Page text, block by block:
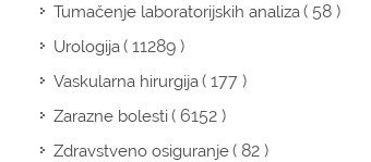
Tumačenje laboratorijskih analiza( 58 )
Urologija( 11289 )
Vaskularna hirurgija( 177 )
Zarazne bolesti( 6152 )
Zdravstveno osiguranje( 82 )